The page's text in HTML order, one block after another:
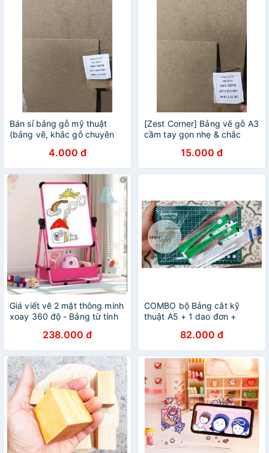
Bán sỉ bảng gỗ mỹ thuật
(bảng vẽ, khắc gỗ chuyên
4.000 đ
[Zest Corner] Bảng vẽ gỗ A3
cầm tay gọn nhẹ & chắc
15.000 đ
Giá viết vẽ 2 mặt thông minh
xoay 360 độ - Bảng từ tính
thuật (Tặng kèm bút dạ và
phấn màu)
238.000 đ
COMBO bộ Bảng cắt kỹ
thuật A5 + 1 dao đơn +
gắp cơ bản như hình. Bảng
tự liền. Bảng xanh tím.
82.000 đ